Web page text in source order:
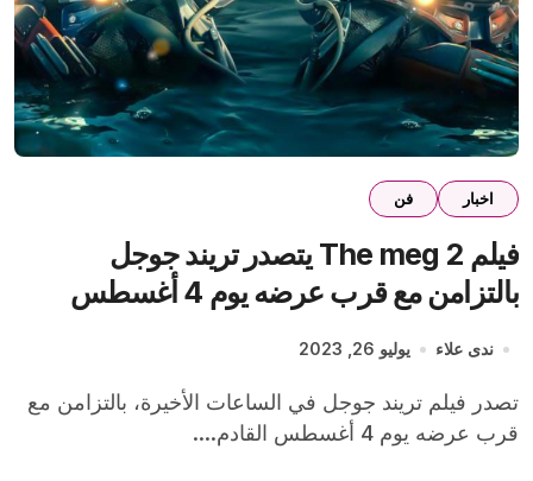
اخبار فن
فيلم The meg 2 يتصدر تريند جوجل
بالتزامن مع قرب عرضه يوم 4 أغسطس
ندى علاء يوليو 26, 2023
تصدر فيلم تريند جوجل في الساعات الأخيرة، بالتزامن مع
قرب عرضه يوم 4 أغسطس القادم....